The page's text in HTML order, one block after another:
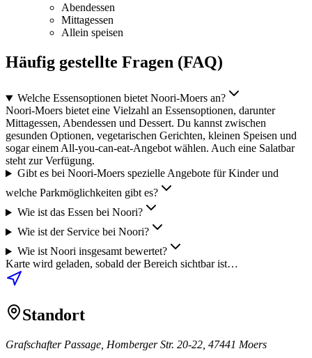
Abendessen
Mittagessen
Allein speisen
Häufig gestellte Fragen (FAQ)
Welche Essensoptionen bietet Noori-Moers an?
Noori-Moers bietet eine Vielzahl an Essensoptionen, darunter
Mittagessen, Abendessen und Dessert. Du kannst zwischen
gesunden Optionen, vegetarischen Gerichten, kleinen Speisen und
sogar einem All-you-can-eat-Angebot wählen. Auch eine Salatbar
steht zur Verfügung.
Gibt es bei Noori-Moers spezielle Angebote für Kinder und
welche Parkmöglichkeiten gibt es?
Wie ist das Essen bei Noori?
Wie ist der Service bei Noori?
Wie ist Noori insgesamt bewertet?
Karte wird geladen, sobald der Bereich sichtbar ist…
Standort
Grafschafter Passage, Homberger Str. 20-22, 47441 Moers